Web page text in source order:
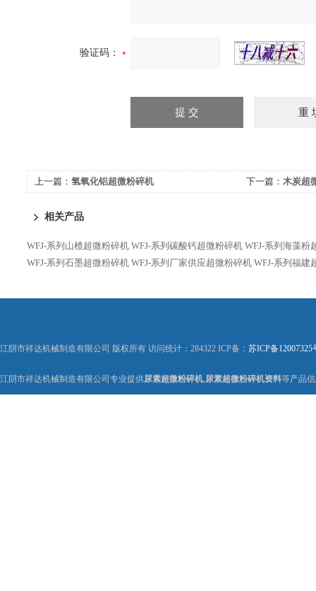
验证码：
上一篇： 氢氧化铝超微粉碎机 下一篇： 木炭超
相关产品
WFJ-系列山楂超微粉碎机 WFJ-系列碳酸钙超微粉碎机 WFJ-系列海藻粉
WFJ-系列石墨超微粉碎机 WFJ-系列厂家供应超微粉碎机 WFJ-系列福建
江阴市祥达机械制造有限公司 版权所有 访问统计：284322 ICP备： 苏ICP备12007325
江阴市祥达机械制造有限公司专业提供尿素超微粉碎机,尿素超微粉碎机资料等产品